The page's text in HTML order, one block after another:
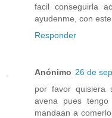
facil conseguirla
ayudenme, con
Responder
Anónimo 26 de
por favor quisiera
avena pues
mandaan a